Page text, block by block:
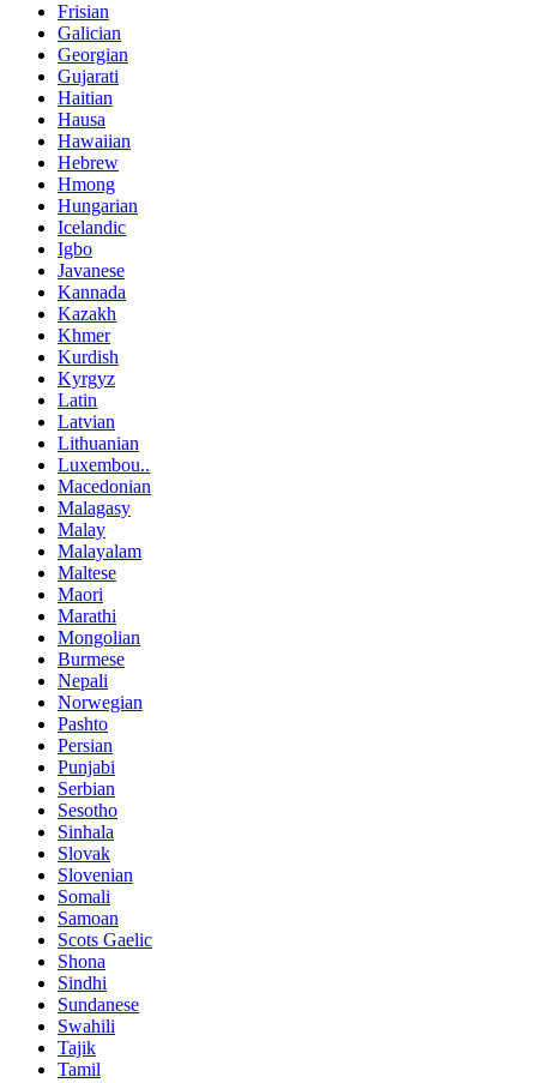
Frisian
Galician
Georgian
Gujarati
Haitian
Hausa
Hawaiian
Hebrew
Hmong
Hungarian
Icelandic
Igbo
Javanese
Kannada
Kazakh
Khmer
Kurdish
Kyrgyz
Latin
Latvian
Lithuanian
Luxembou..
Macedonian
Malagasy
Malay
Malayalam
Maltese
Maori
Marathi
Mongolian
Burmese
Nepali
Norwegian
Pashto
Persian
Punjabi
Serbian
Sesotho
Sinhala
Slovak
Slovenian
Somali
Samoan
Scots Gaelic
Shona
Sindhi
Sundanese
Swahili
Tajik
Tamil